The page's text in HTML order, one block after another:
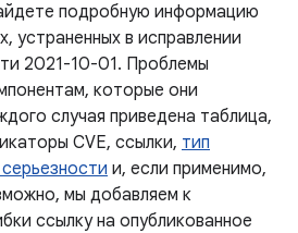
подробную информацию
устраненных в исправлении
2021-10-01. Проблемы
которые они
случая приведена таблица,
CVE, ссылки, тип
и, если применимо,
мы добавляем к
ссылку на опубликованное